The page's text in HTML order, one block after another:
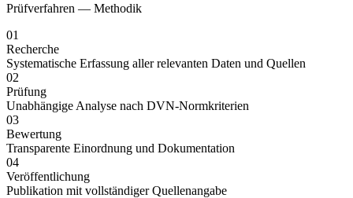
Prüfverfahren — Methodik
01
Recherche
Systematische Erfassung aller relevanten Daten und Quellen
02
Prüfung
Unabhängige Analyse nach DVN-Normkriterien
03
Bewertung
Transparente Einordnung und Dokumentation
04
Veröffentlichung
Publikation mit vollständiger Quellenangabe